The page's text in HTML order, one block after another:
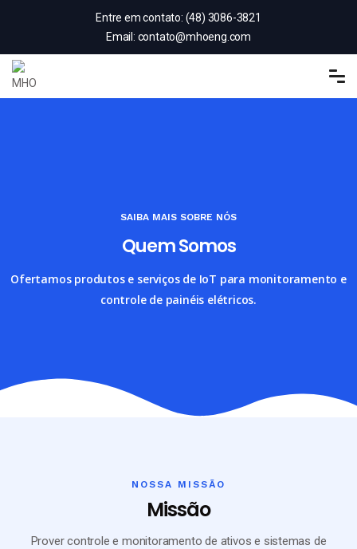
Entre em contato: (48) 3086-3821
Email: contato@mhoeng.com
SAIBA MAIS SOBRE NÓS
Quem Somos
Ofertamos produtos e serviços de IoT para monitoramento e
controle de painéis elétricos.
NOSSA MISSÃO
Missão
Prover controle e monitoramento de ativos e sistemas de